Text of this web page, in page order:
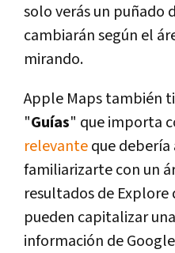
solo verás un puñado
cambiarán según el
mirando.
Apple Maps también
"Guías" que importa
relevanteque debería
familiarizarte con un
resultados de Explore
pueden capitalizar
información de